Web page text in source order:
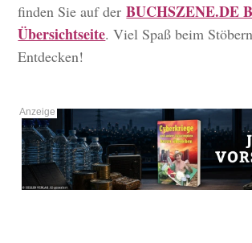
finden Sie auf derBUCHSZENE.DE
Übersichtseite. Viel Spaß beim
Entdecken!